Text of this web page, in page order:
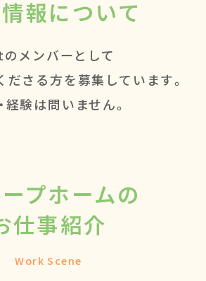
報について
メンバーとして
ださる方を募集しています。
経験は問いません。
プホームの
仕事紹介
Work Scene